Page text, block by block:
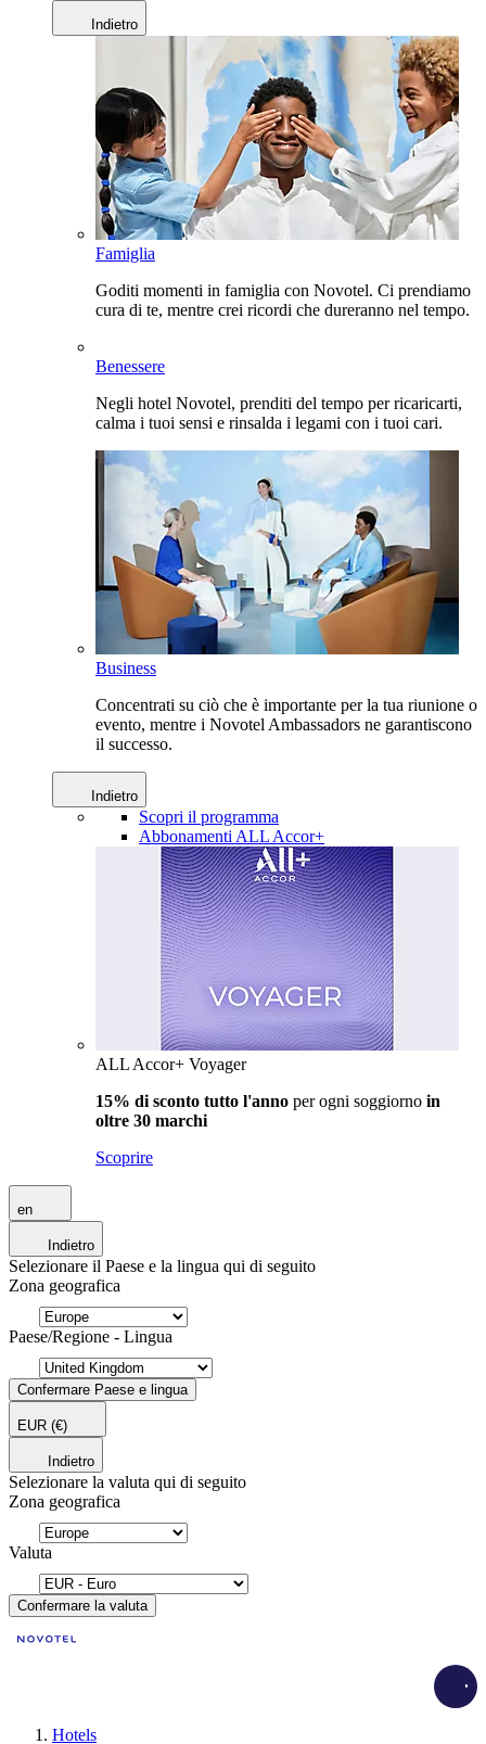
Indietro
Famiglia
Goditi momenti in famiglia con Novotel. Ci prendiamo
cura di te, mentre crei ricordi che dureranno nel tempo.
Benessere
Negli hotel Novotel, prenditi del tempo per ricaricarti,
calma i tuoi sensi e rinsalda i legami con i tuoi cari.
Business
Concentrati su ciò che è importante per la tua riunione o
evento, mentre i Novotel Ambassadors ne garantiscono
il successo.
Indietro
Scopri il programma
Abbonamenti ALL Accor+
ALL Accor+ Voyager
15% di sconto tutto l'anno per ogni soggiorno in
oltre 30 marchi
Scoprire
en
Indietro
Selezionare il Paese e la lingua qui di seguito
Zona geografica
Paese/Regione - Lingua
Confermare Paese e lingua
EUR (€)
Indietro
Selezionare la valuta qui di seguito
Zona geografica
Valuta
Confermare la valuta
Hotels